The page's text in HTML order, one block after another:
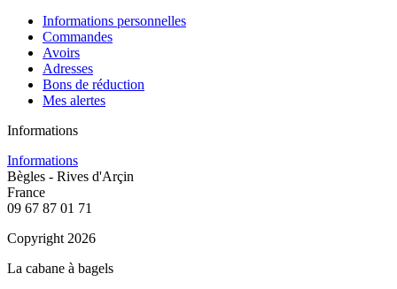
Informations personnelles
Commandes
Avoirs
Adresses
Bons de réduction
Mes alertes
Informations
Informations
Bègles - Rives d'Arçin
France
09 67 87 01 71
Copyright 2026
La cabane à bagels